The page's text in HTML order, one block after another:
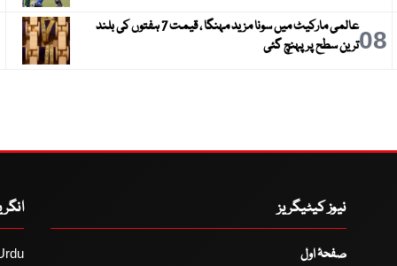
08
عالمی مارکیٹ میں سونا مزید مہنگا ، قیمت 7 ہفتوں کی بلند
ترین سطح پر پہنچ گئی
نیوز کیٹیگریز
صفحۂ اول